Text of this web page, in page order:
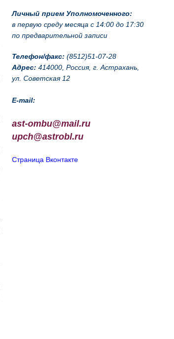
Личный прием Уполномоченного:
в первую среду месяца с 14:00 до 17:30
по предварительной записи
Телефон/факс: (8512)51-07-28
Адрес: 414000, Россия, г. Астрахань,
ул. Советская 12
E-mail:
ast-ombu@mail.ru
upch@astrobl.ru
Страница Вконтакте